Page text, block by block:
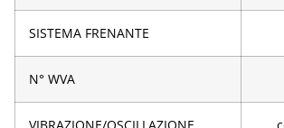
SISTEMA FRENANTE
N° WVA